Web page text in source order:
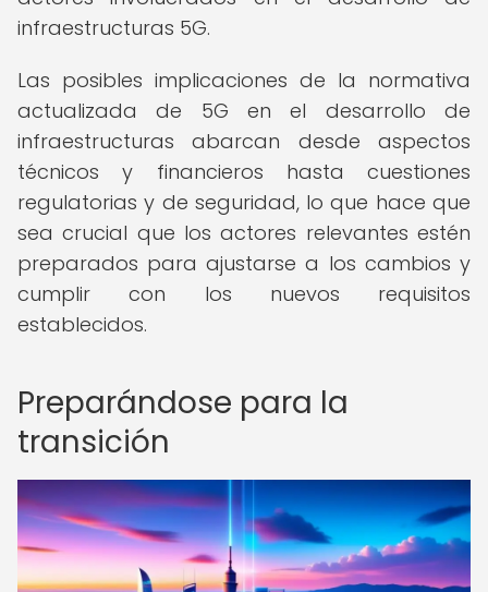
infraestructuras 5G.
Las posibles implicaciones de la normativa
actualizada de 5G en el desarrollo de
infraestructuras abarcan desde aspectos
técnicos y financieros hasta cuestiones
regulatorias y de seguridad, lo que hace que
sea crucial que los actores relevantes estén
preparados para ajustarse a los cambios y
cumplir con los nuevos requisitos
establecidos.
Preparándose para la
transición